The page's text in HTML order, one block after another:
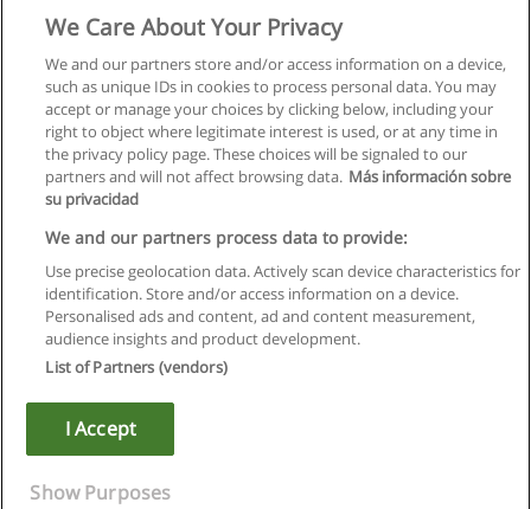
Regras de uso
Privacidade de dados
Copyright © Educaedu Business S.L. - CIF : B-95610580: -
We Care About Your Privacy
We and our partners store and/or access information on a device,
such as unique IDs in cookies to process personal data. You may
accept or manage your choices by clicking below, including your
right to object where legitimate interest is used, or at any time in
the privacy policy page. These choices will be signaled to our
partners and will not affect browsing data. Más información sobre
su privacidad
We and our partners process data to provide:
Use precise geolocation data. Actively scan device characteristics for
identification. Store and/or access information on a device.
Personalised ads and content, ad and content measurement,
audience insights and product development.
List of Partners (vendors)
I Accept
Show Purposes